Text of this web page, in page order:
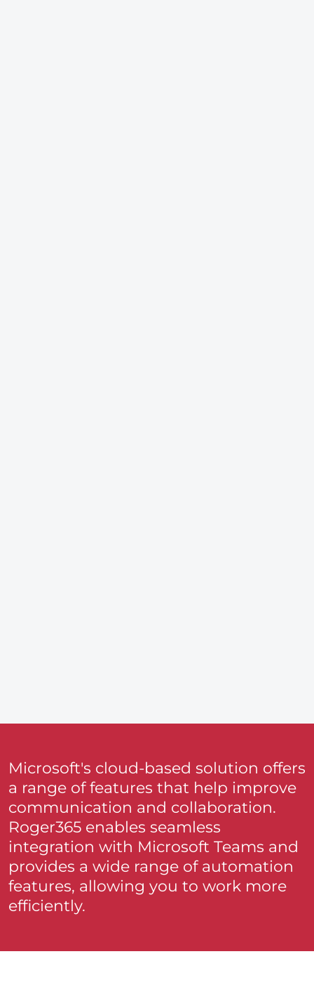
Microsoft's cloud-based solution offers
a range of features that help improve
communication and collaboration.
Roger365 enables seamless
integration with Microsoft Teams and
provides a wide range of automation
features, allowing you to work more
efficiently.